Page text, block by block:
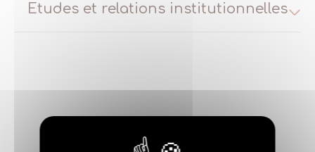
Etudes et relations institutionnelles
Support